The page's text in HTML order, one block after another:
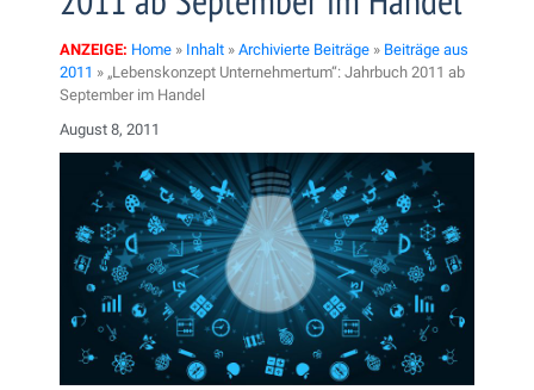
ANZEIGE: Home » Inhalt » Archivierte Beiträge » Beiträge aus
2011 » „Lebenskonzept Unternehmertum“: Jahrbuch 2011 ab
September im Handel
August 8, 2011